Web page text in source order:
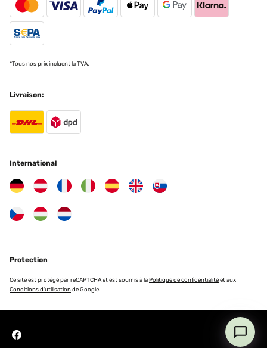
*Tous nos prix incluent la TVA.
Livraison:
International
Protection
Ce site est protégé par reCAPTCHA et est soumis à laPolitique de confidentialitéet aux
Conditions d'utilisationde Google.